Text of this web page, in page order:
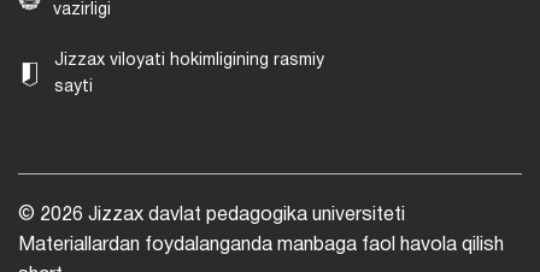
vazirligi
Jizzax viloyati hokimligining rasmiy
sayti
© 2026 Jizzax davlat pedagogika universiteti
Materiallardan foydalanganda manbaga faol havola qilish